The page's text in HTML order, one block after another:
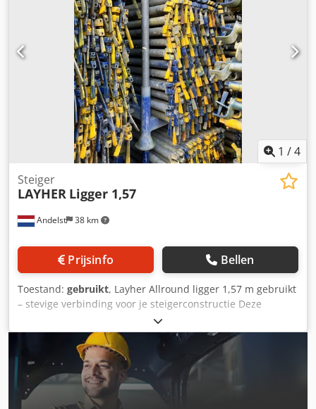
vergrendeling - Neermechanisme aan de zijkant als
centrale rem - Montageplatform opklapbaar,
demonteerbaar voor transport Benodigde ruimte L / B / H
2600 x 740 x 1940 mm Transportafmeting L / B / H 2000 x
950 x 670 mm Csdpfxeznrqus Ai Dorf Gewicht 54 kg Zeer
goede staat, als nieuw
1 /4
Andelst 38 km
Steiger
LAYHER Ligger 1,57
Prijsinfo Bellen
Toestand: gebruikt, Layher Allround ligger 1,57 m gebruikt
– stevige verbinding voor je steigerconstructie Deze
gebruikte Layher Allround ligger van 1,57 meter is een
essentieel onderdeel binnen het modulaire Layher
steigersysteem. De ligger zorgt voor een sterke horizontale
verbinding tussen staanders, waardoor de steiger zijn
stabiliteit en draagkracht behoudt. Crsdpfx Aew Db Nbsi
Dsf De gebruikte uitvoering is technisch volledig in orde en